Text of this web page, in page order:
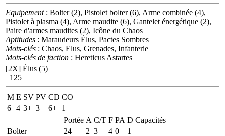
Equipement: Bolter (2), Pistolet bolter (6), Arme combinée (4),
Pistolet à plasma (4), Arme maudite (6), Gantelet énergétique (2),
Paire d'armes maudites (2), Icône du Chaos
Aptitudes : Maraudeurs Élus, Pactes Sombres
Mots-clés : Chaos, Elus, Grenades, Infanterie
Mots-clés de faction : Hereticus Astartes
[2X] Élus (5)
125
M E SV PV CD CO
6 4 3+ 3 6+
1
Portée A C/T F PA D Capacités
Bolter
24 2 3+ 4 0
1